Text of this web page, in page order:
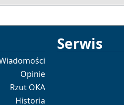
Opinie
Rzut OKA
Historia
Serwis